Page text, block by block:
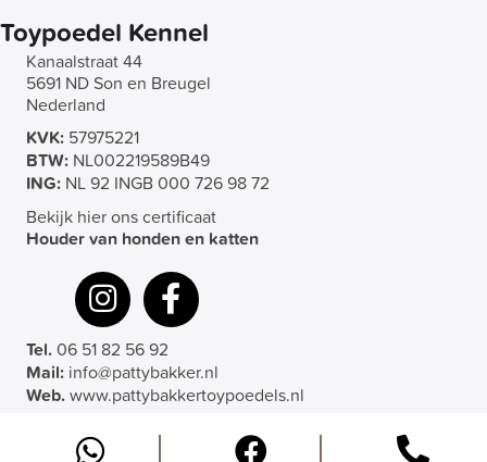
Toypoedel Kennel
Kanaalstraat 44
5691 ND Son en Breugel
Nederland
KVK: 57975221
BTW: NL002219589B49
ING: NL 92 INGB 000 726 98 72
Bekijk hier ons certificaat
Houder van honden en katten
Tel.06 51 82 56 92
Mail: info@pattybakker.nl
Web.www.pattybakkertoypoedels.nl